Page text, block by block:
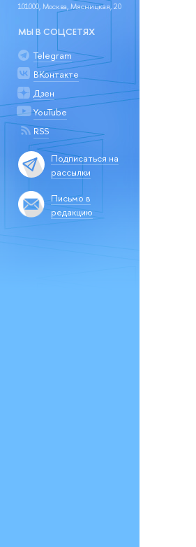
101000, Москва, Мясницкая, 20
МЫ В СОЦСЕТЯХ
Telegram
ВКонтакте
Дзен
YouTube
RSS
Подписаться на
рассылки
Письмо в
редакцию